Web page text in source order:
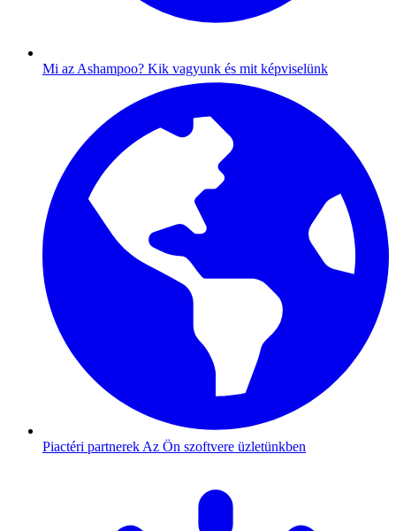
Mi az Ashampoo? Kik vagyunk és mit képviselünk
Piactéri partnerek Az Ön szoftvere üzletünkben